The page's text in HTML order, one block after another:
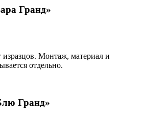
Гранд»
изразцов. Монтаж, материал и
отдельно.
Гранд»